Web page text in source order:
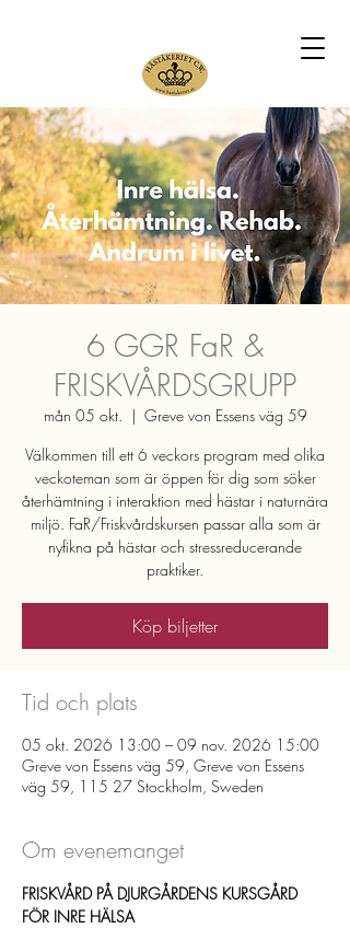
6 GGR FaR &
FRISKVÅRDSGRUPP
mån 05 okt.
  |
Greve von Essens väg 59
Välkommen till ett 6 veckors program med olika
veckoteman som är öppen för dig som söker
återhämtning i interaktion med hästar i naturnära
miljö. FaR/Friskvårdskursen passar alla som är
nyfikna på hästar och stressreducerande
praktiker.
Köp biljetter
Tid och plats
05 okt. 2026 13:00 – 09 nov. 2026 15:00
Greve von Essens väg 59, Greve von Essens
väg 59, 115 27 Stockholm, Sweden
Om evenemanget
FRISKVÅRD PÅ DJURGÅRDENS KURSGÅRD
FÖR INRE HÄLSA